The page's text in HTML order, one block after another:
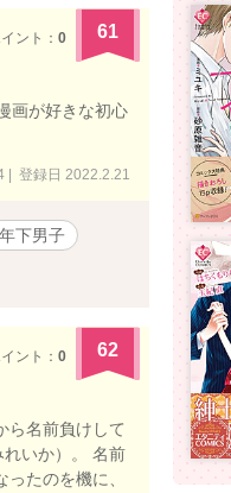
ント： 0 61
画が好きな初心
| 登録日 2022.2.21
年下男子
ント： 0 62
ら名前負けして
いか）。 名前
たのを機に、